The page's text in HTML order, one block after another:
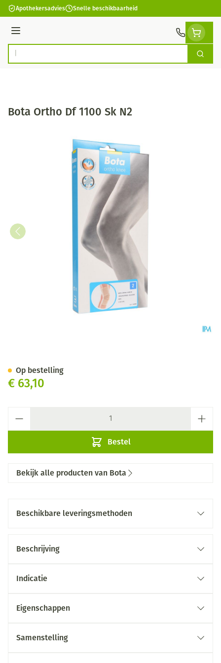
Ga naar de inhoud
Apothekersadvies Snelle beschikbaarheid
Menu
Product, merk, categorie... Zoek
Bota Ortho Df 1100 Sk N2
€ 63,10
Bestel
Op bestelling
Bekijk alle producten van Bota
Beschikbare leveringsmethoden
Beschrijving
Indicatie
Eigenschappen
Samenstelling